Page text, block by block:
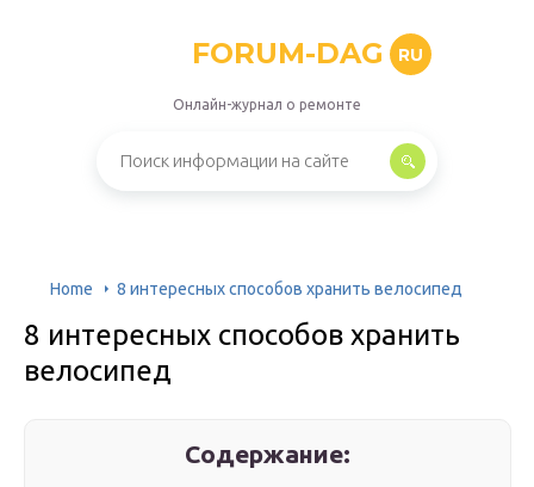
FORUM-DAG RU
Онлайн-журнал о ремонте
Home 8 интересных способов хранить велосипед
8 интересных способов хранить
велосипед
Содержание: